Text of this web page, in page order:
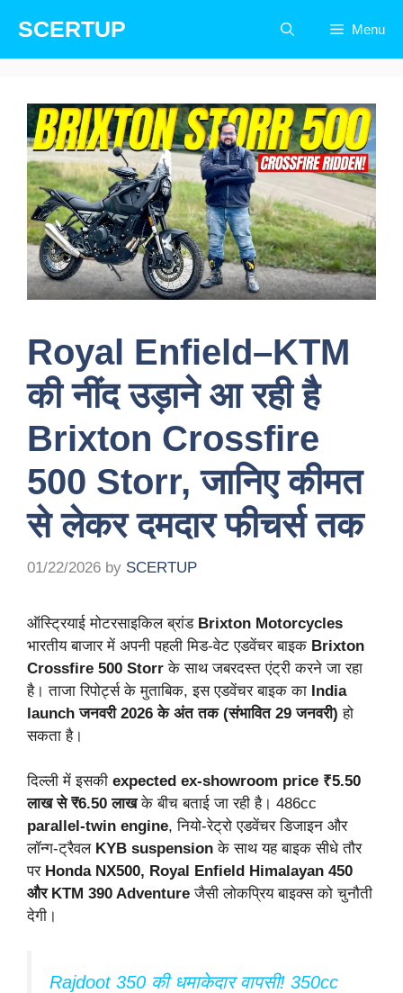
content
SCERTUP Menu
Royal Enfield–KTM
की नींद उड़ाने आ रही है
Brixton Crossfire
500 Storr, जानिए कीमत
से लेकर दमदार फीचर्स तक
01/22/2026 by SCERTUP
ऑस्ट्रियाई मोटरसाइकिल ब्रांड Brixton Motorcycles
भारतीय बाजार में अपनी पहली मिड-वेट एडवेंचर बाइक Brixton
Crossfire 500 Storr के साथ जबरदस्त एंट्री करने जा रहा
है। ताजा रिपोर्ट्स के मुताबिक, इस एडवेंचर बाइक का India
launch जनवरी 2026 के अंत तक (संभावित 29 जनवरी) हो
सकता है।
दिल्ली में इसकी expected ex-showroom price ₹5.50
लाख से ₹6.50 लाखके बीच बताई जा रही है। 486cc
parallel-twin engine, नियो-रेट्रो एडवेंचर डिजाइन और
लॉन्ग-ट्रैवल KYB suspension के साथ यह बाइक सीधे तौर
पर Honda NX500, Royal Enfield Himalayan 450
और KTM 390 Adventure जैसी लोकप्रिय बाइक्स को चुनौती
देगी।
Rajdoot 350 की धमाकेदार वापसी! 350cc